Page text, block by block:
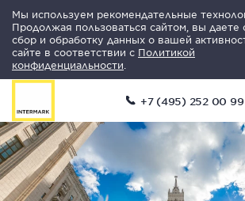
Мы используем рекомендательные
Продолжая пользоваться сайтом, вы даете
сбор и обработку данных о вашей
сайте в соответствии с Политикой
конфиденциальности
+7 (495) 252 00 99